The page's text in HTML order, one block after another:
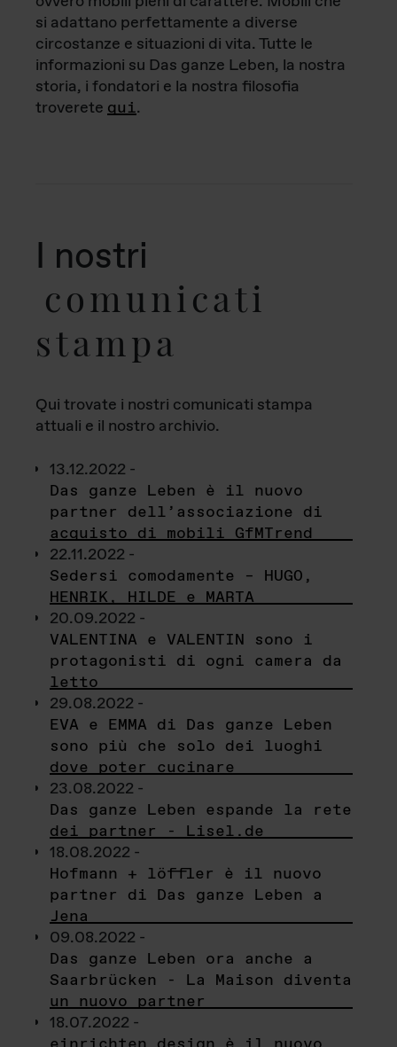
si adattano perfettamente a diverse
circostanze e situazioni di vita. Tutte le
informazioni su Das ganze Leben, la nostra
storia, i fondatori e la nostra filosofia
troverete qui.
I nostri
comunicati
stampa
Qui trovate i nostri comunicati stampa
attuali e il nostro archivio.
13.12.2022 -
Das ganze Leben è il nuovo
partner dell’associazione di
acquisto di mobili GfMTrend
22.11.2022 -
Sedersi comodamente – HUGO,
HENRIK, HILDE e MARTA
20.09.2022 -
VALENTINA e VALENTIN sono i
protagonisti di ogni camera da
letto
29.08.2022 -
EVA e EMMA di Das ganze Leben
sono più che solo dei luoghi
dove poter cucinare
23.08.2022 -
Das ganze Leben espande la rete
dei partner - Lisel.de
18.08.2022 -
Hofmann + löffler è il nuovo
partner di Das ganze Leben a
Jena
09.08.2022 -
Das ganze Leben ora anche a
Saarbrücken - La Maison diventa
un nuovo partner
18.07.2022 -